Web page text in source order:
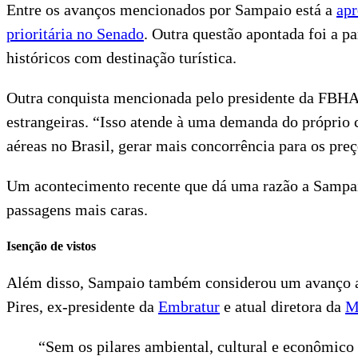
Entre os avanços mencionados por Sampaio está a
prioritária no Senado. Outra questão apontada foi a
históricos com destinação turística.
Outra conquista mencionada pelo presidente da
estrangeiras. “Isso atende à uma demanda do
aéreas no Brasil, gerar mais concorrência para os
Um acontecimento recente que dá uma razão a
passagens mais caras.
Isenção de vistos
Além disso, Sampaio também considerou um avanço
Pires, ex-presidente da Embratur e atual diretora da
“Sem os pilares ambiental, cultural e